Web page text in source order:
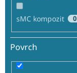
sMC kompozit 0
Povrch